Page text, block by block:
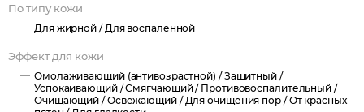
окружающей среды.
По типу кожи
Для жирной / Для воспаленной
Эффект для кожи
Омолаживающий (антивозрастной) /Защитный /
Успокаивающий /Смягчающий / Противовоспалительный /
Очищающий /Освежающий / Для очищения пор /От красных